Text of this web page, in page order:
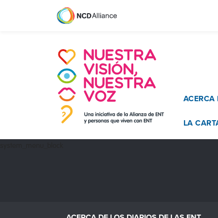
Main
ACERCA
LA